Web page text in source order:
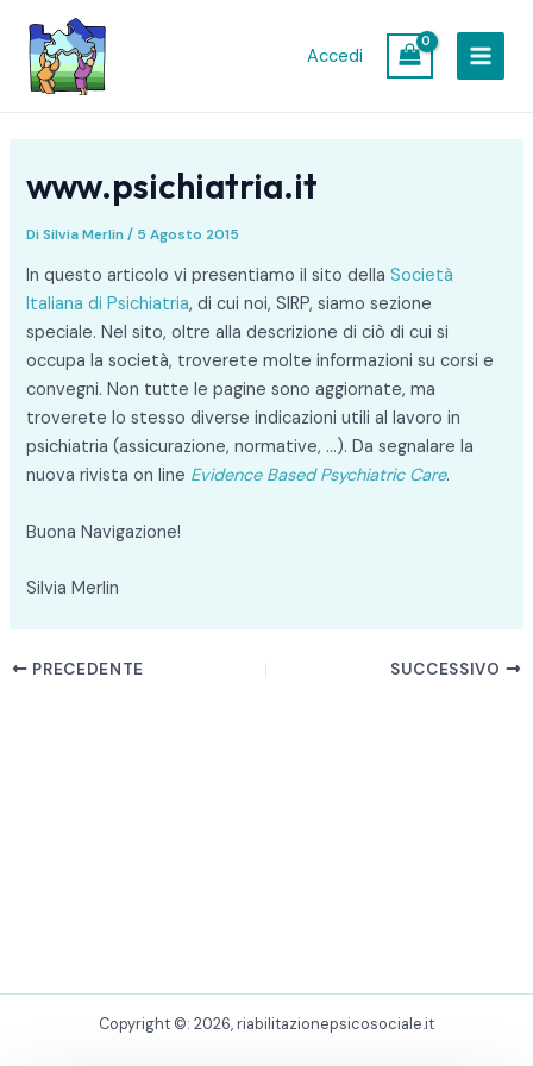
contenuto
Accedi
www.psichiatria.it
DiSilvia Merlin/ 5 Agosto 2015
In questo articolo vi presentiamo il sito dellaSocietà
Italiana di Psichiatria, di cui noi, SIRP, siamo sezione
speciale. Nel sito, oltre alla descrizione di ciò di cui si
occupa la società, troverete molte informazioni su corsi e
convegni. Non tutte le pagine sono aggiornate, ma
troverete lo stesso diverse indicazioni utili al lavoro in
psichiatria (assicurazione, normative, …). Da segnalare la
nuova rivista on line Evidence Based Psychiatric Care.
Buona Navigazione!
Silvia Merlin
Navigazione
articoli
PRECEDENTE SUCCESSIVO
Copyright ©: 2026, riabilitazionepsicosociale.it